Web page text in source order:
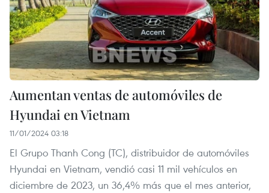
Aumentan ventas de automóviles de
Hyundai en Vietnam
11/01/2024 03:18
El Grupo Thanh Cong (TC), distribuidor de automóviles
Hyundai en Vietnam, vendió casi 11 mil vehículos en
diciembre de 2023, un 36,4% más que el mes anterior,